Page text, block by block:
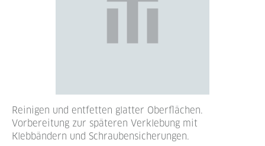
Reinigen und entfetten glatter Oberflächen.
Vorbereitung zur späteren Verklebung mit
Klebbändern und Schraubensicherungen.